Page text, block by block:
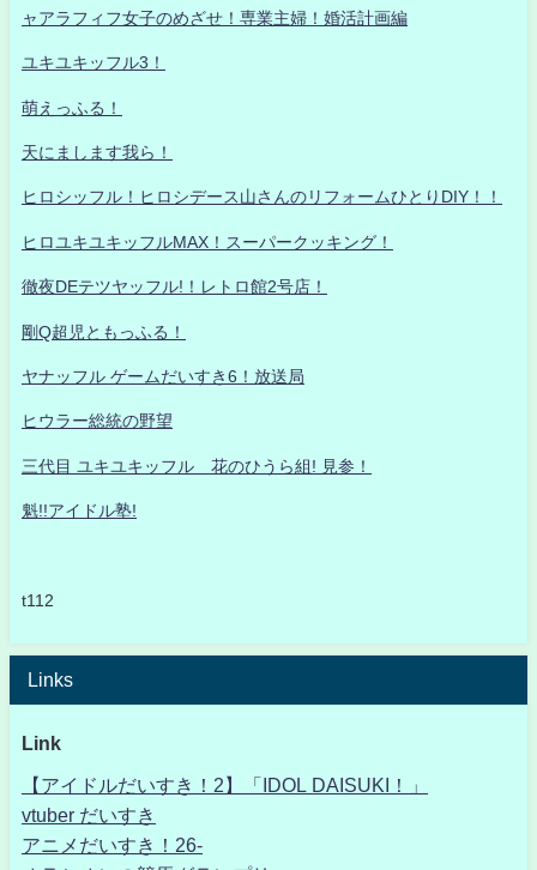
ャアラフィフ女子のめざせ！専業主婦！婚活計画編
ユキユキッフル3！
萌えっふる！
天にまします我ら！
ヒロシッフル！ヒロシデース山さんのリフォームひとりDIY！！
ヒロユキユキッフルMAX！スーパークッキング！
徹夜DEテツヤッフル!！レトロ館2号店！
剛Q超児ともっふる！
ヤナッフル ゲームだいすき6！放送局
ヒウラー総統の野望
三代目 ユキユキッフル 花のひうら組! 見参！
魁!!アイドル塾!
t112
Links
Link
【アイドルだいすき！2】「IDOL DAISUKI！」
vtuber だいすき
アニメだいすき！26-